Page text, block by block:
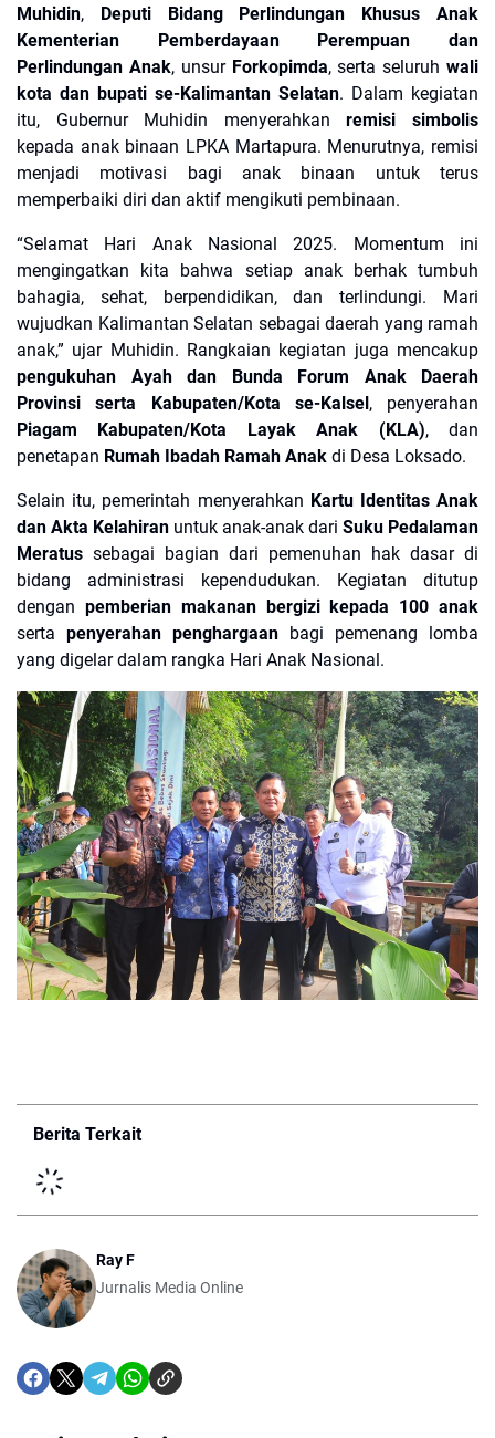
Muhidin,
Deputi Bidang Perlindungan Khusus Anak
Kementerian Pemberdayaan Perempuan dan
Perlindungan Anak, unsur Forkopimda, serta seluruhwali
kota dan bupati se-Kalimantan Selatan. Dalam kegiatan
itu, Gubernur Muhidin menyerahkanremisi simbolis
kepada anak binaan LPKA Martapura. Menurutnya, remisi
menjadi motivasi bagi anak binaan untuk terus
memperbaiki diri dan aktif mengikuti pembinaan.
“Selamat Hari Anak Nasional 2025. Momentum ini
mengingatkan kita bahwa setiap anak berhak tumbuh
bahagia, sehat, berpendidikan, dan terlindungi. Mari
wujudkan Kalimantan Selatan sebagai daerah yang ramah
anak,” ujar Muhidin. Rangkaian kegiatan juga mencakup
pengukuhan Ayah dan Bunda Forum Anak Daerah
Provinsi serta Kabupaten/Kota se-Kalsel , penyerahan
Piagam Kabupaten/Kota Layak Anak (KLA), dan
penetapan Rumah Ibadah Ramah Anak di Desa Loksado.
Selain itu, pemerintah menyerahkan Kartu Identitas Anak
dan Akta Kelahiran untuk anak-anak dari Suku Pedalaman
Meratus sebagai bagian dari pemenuhan hak dasar di
bidang administrasi kependudukan. Kegiatan ditutup
dengan pemberian makanan bergizi kepada 100 anak
serta penyerahan penghargaan bagi pemenang lomba
yang digelar dalam rangka Hari Anak Nasional.
Berita Terkait
Ray F
Jurnalis Media Online